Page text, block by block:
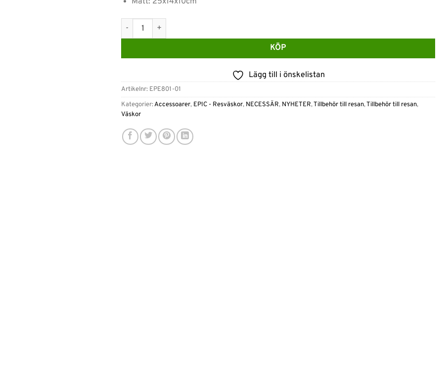
Epic Essentials Proton EVO Necessär Svart mängd
KÖP
Lägg till i önskelistan
Artikelnr: EPE801-01
Kategorier:Accessoarer, EPIC - Resväskor, NECESSÄR, NYHETER,Tillbehör till resan,Tillbehör till resan,
Väskor